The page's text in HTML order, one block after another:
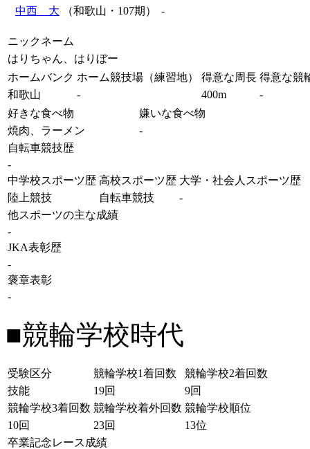
中西 大 （和歌山・107期） -
ニックネーム
はりちゃん、はりぼー
ホームバンク ホーム競技場（練習地） 得意な周長 得意な競
和歌山
- 400m
-
好きな食べ物
嫌いな食べ物
焼肉、ラーメン
-
自転車競技歴
-
中学校スポーツ歴 高校スポーツ歴 大学・社会人スポーツ歴
陸上競技
自転車競技
-
他スポーツの主な成績
-
JKA表彰歴
-
褒章表彰
-
■競輪学校時代
受験区分 競輪学校1着回数
競輪学校2着回数
技能
19回
9回
競輪学校3着回数 競輪学校着外回数 競輪学校順位
10回
23回
13位
卒業記念レース成績